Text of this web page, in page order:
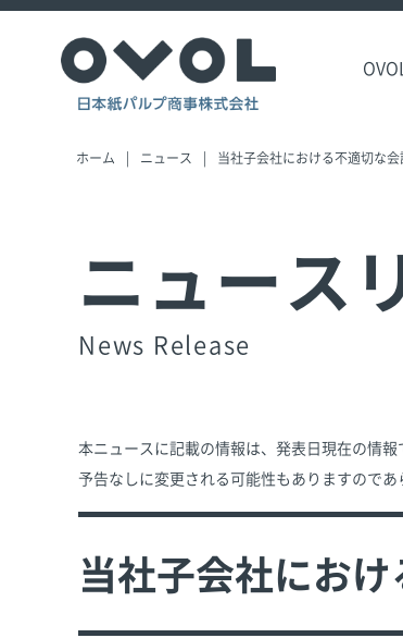
ホーム ニュース 当社子会社における不適切な
ニュース
News Release
本ニュースに記載の情報は、発表日現在の情報
予告なしに変更される可能性もありますのであ
当社子会社にお